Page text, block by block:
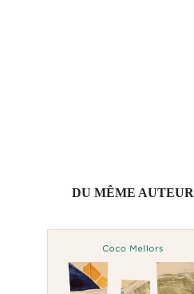
DU MÊME AUTEUR